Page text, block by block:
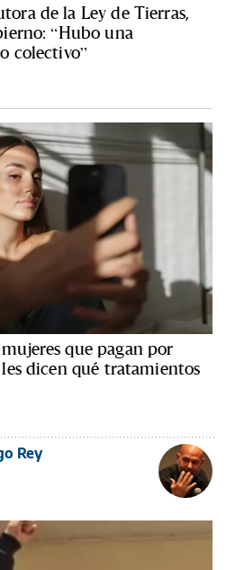
de la Ley de Tierras,
“Hubo una
colectivo”
que pagan por
les dicen qué tratamientos
Rey